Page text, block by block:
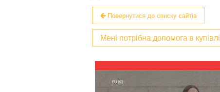
Повернутися до списку сайтів
Мені потрібна допомога в купівлі